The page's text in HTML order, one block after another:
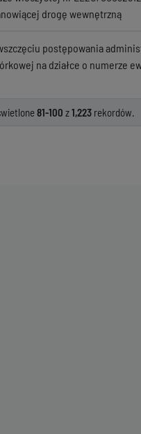
drogę wewnętrzną
postępowania
na działce o numerze
81-100 z1,223 rekordów.